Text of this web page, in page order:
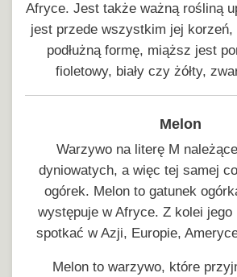
Afryce. Jest także ważną rośliną
jest przede wszystkim jej
podłużną formę, miąższ jest
fioletowy, biały czy żółty,
Melon
Warzywo na literę M
dyniowatych, a więc tej samej
ogórek. Melon to gatunek
występuje w Afryce. Z kolei jego
spotkać w Azji, Europie,
Melon to warzywo, które